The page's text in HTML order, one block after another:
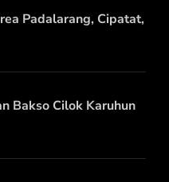
Padalarang, Cipatat,
Bakso Cilok Karuhun